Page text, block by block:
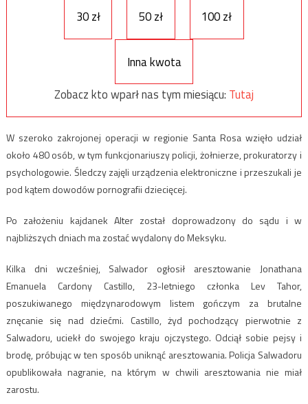
30 zł 50 zł 100 zł
Inna kwota
Zobacz kto wparł nas tym miesiącu: Tutaj
W szeroko zakrojonej operacji w regionie Santa Rosa wzięło udział
około 480 osób, w tym funkcjonariuszy policji, żołnierze, prokuratorzy i
psychologowie. Śledczy zajęli urządzenia elektroniczne i przeszukali je
pod kątem dowodów pornografii dziecięcej.
Po założeniu kajdanek Alter został doprowadzony do sądu i w
najbliższych dniach ma zostać wydalony do Meksyku.
Kilka dni wcześniej, Salwador ogłosił aresztowanie Jonathana
Emanuela Cardony Castillo, 23-letniego członka Lev Tahor,
poszukiwanego międzynarodowym listem gończym za brutalne
znęcanie się nad dziećmi. Castillo, żyd pochodzący pierwotnie z
Salwadoru, uciekł do swojego kraju ojczystego. Odciął sobie pejsy i
brodę, próbując w ten sposób uniknąć aresztowania. Policja Salwadoru
opublikowała nagranie, na którym w chwili aresztowania nie miał
zarostu.